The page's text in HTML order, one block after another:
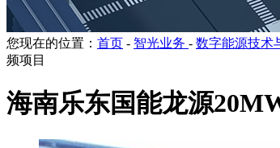
您现在的位置： 首页 - 智光业务 - 数字能源技术
频项目
海南乐东国能龙源